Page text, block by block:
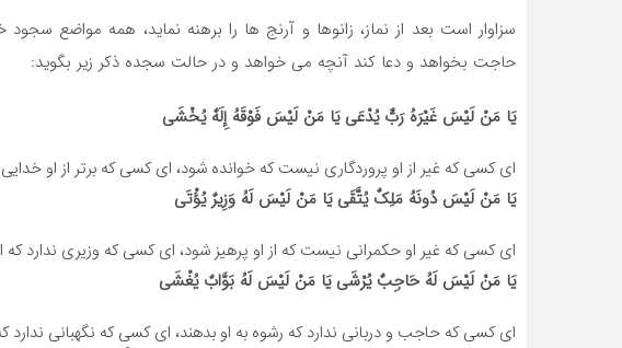
سزاوار است بعد از نماز، زانوها و آرنج ها را برهنه نماید، همه مواضع
حاجت بخواهد و دعا کند آنچه می خواهد و در حالت سجده ذکر زیر بگوید:
یَا مَنْ لَیْسَ غَیْرَهُ رَبٌّ یُدْعَی‏یَا مَنْ لَیْسَ فَوْقَهُ إِلَهٌ یُخْشَی‏
ای کسی که غیر از او پروردگاری نیست که خوانده شود، ای کسی که برتر از او
یَا مَنْ لَیْسَ دُونَهُ مَلِکٌ یُتَّقَی‏یَا مَنْ لَیْسَ لَهُ وَزِیرٌ یُؤْتَی‏
ای کسی که غیر او حکمرانی نیست که از او پرهیز شود، ای کسی که وزیری ندارد که
یَا مَنْ لَیْسَ لَهُ حَاجِبٌ یُرْشَی‏یَا مَنْ لَیْسَ لَهُ بَوَّابٌ یُغْشَی‏
ای کسی که حاجب و دربانی ندارد که رشوه به او بدهند، ای کسی که نگهبانی